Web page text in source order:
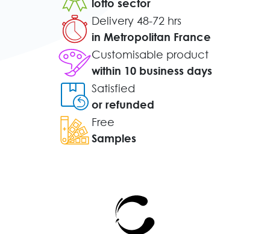
lotto sector
Delivery 48-72 hrs
in Metropolitan France
Customisable product
within 10 business days
Satisfied
or refunded
Free
Samples